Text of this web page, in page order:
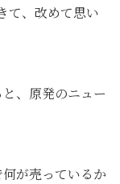
て、改めて思い
、原発のニュー
が売っているか